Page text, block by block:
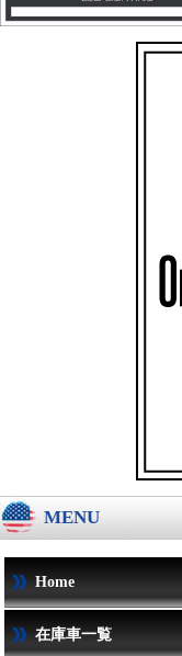
MENU
Home
在庫車一覧